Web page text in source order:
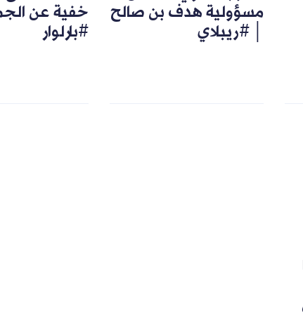
مسؤولية هدف بن صالح
│ #ريبلاي
خفية عن
#بارلوار